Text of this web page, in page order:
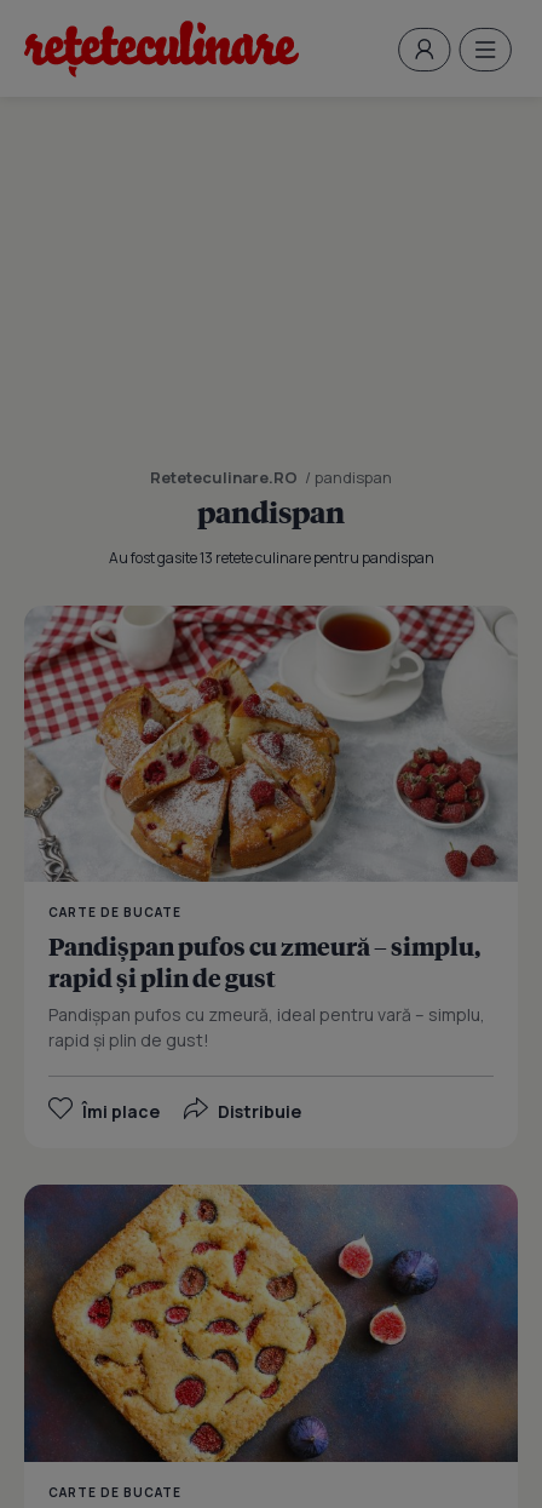
Reteteculinare.RO / pandispan
pandispan
Au fost gasite 13 retete culinare pentru pandispan
CARTE DE BUCATE
Pandișpan pufos cu zmeură – simplu,
rapid și plin de gust
Pandișpan pufos cu zmeură, ideal pentru vară – simplu,
rapid și plin de gust!
Îmi place Distribuie
CARTE DE BUCATE